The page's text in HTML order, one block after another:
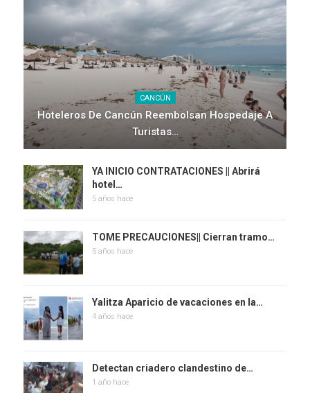
CANCÚN
Hoteleros De Cancún Reembolsan Hospedaje A
Turistas…
YA INICIO CONTRATACIONES || Abrirá
hotel…
5 años hace
TOME PRECAUCIONES|| Cierran tramo…
5 años hace
Yalitza Aparicio de vacaciones en la…
4 años hace
Detectan criadero clandestino de…
1 año hace